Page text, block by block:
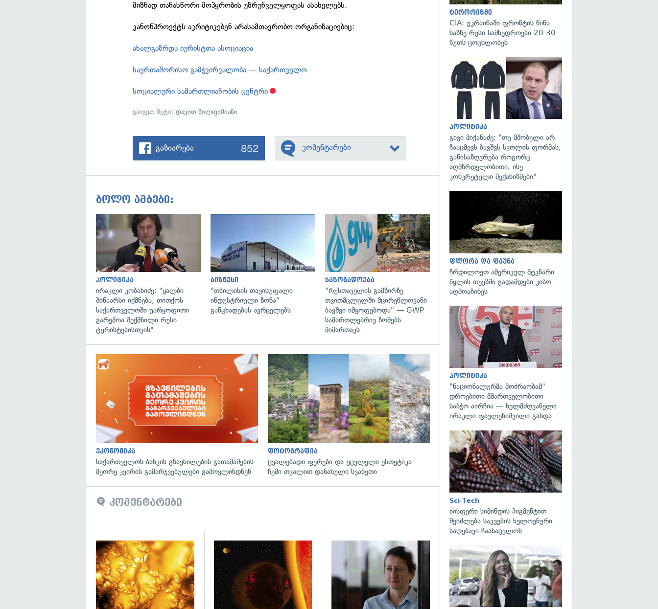
მიზნად თანასწორი მოპყრობის უზრუნველყოფას ასახელებს.
კანონპროექტს აკრიტიკებენ არასამთავრობო ორგანიზაციებიც:
ახალგაზრდა იურისტთა ასოციაცია
საერთაშორისო გამჭვირვალობა — საქართველო
სოციალური სამართლიანობის ცენტრი
გაიგეთ მეტი:დავით ზილფიმიანი
გაზიარება 852 კომენტარები
ბოლო ამბები:
პოლიტიკა
ირაკლი კობახიძე: "ყალბი
შინაარსი იქმნება, თითქოს
საქართველოში უარყოფითი
გარემოა შექმნილი რუსი
ტურისტებისთვის"
გადახედვა
ბიზნესი
"თბილისის თავისუფალი
ინდუსტრიული ზონა"
განცხადებას ავრცელებს
გადახედვა
საზოგადოება
"რუსთაველის გამზირზე
თვითმცლელში მცირეწლოვანი
ბავშვი იმყოფებოდა" — GWP
სამართლებრივ ზომებს
მიმართავს
ეკონომიკა
საქართველოს ბანკის გზავნილების გათამაშების
მეორე კვირის გამარჯვებულები გამოვლინდნენ
გადახედვა
ფოტოგრაფია
ცვალებადი ფერები და უცვლელი ესთეტიკა —
ჩემი თვალით დანახული სვანეთი
კომენტარები
გადახედვა გადახედვა
ტერორიზმი
CIA: უკრაინაში ფრონტის წინა
ხაზზე რუსი სამხედროები 20-30
წუთს ცოცხლობენ
პოლიტიკა
გივი მიქანაძე: "თუ მშობელი არ
ჩააცმევს ბავშვს სკოლის ფორმას,
განისაზღვრება როგორც
აღმზრდელობითი, ისე
კონკრეტული მექანიზმები"
ფლორა და ფაუნა
ჩრდილოეთ ამერიკულ მტკნარი
წყლის თევზში გადამდები კიბო
აღმოაჩინეს
პოლიტიკა
"ნაციონალურმა მოძრაობამ"
დროებითი მმართველობითი
საბჭო აირჩია — ხელმძღვანელი
ირაკლი ფავლენიშვილი გახდა
Sci-Tech
იისფერი სიმინდის პიგმენტით
შეიძლება საკვების ხელოვნური
საღებავი ჩაანაცვლონ